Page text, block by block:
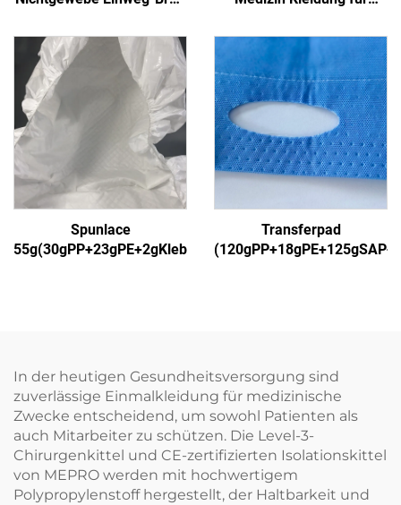
Anzug
Spunlace
55g(30gPP+23gPE+2gKleber)1
Transferpad
In der heutigen Gesundheitsversorgung sind
zuverlässige Einmalkleidung für medizinische
Zwecke entscheidend, um sowohl Patienten als
auch Mitarbeiter zu schützen. Die Level-3-
Chirurgenkittel und CE-zertifizierten Isolationskittel
von MEPRO werden mit hochwertigem
Polypropylenstoff hergestellt, der Haltbarkeit und